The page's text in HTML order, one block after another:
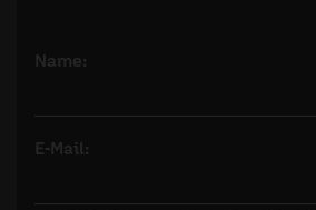
Name:
E-Mail: